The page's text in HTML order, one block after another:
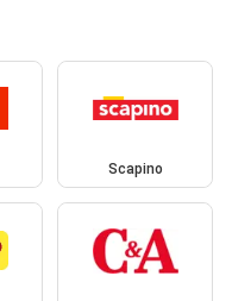
Scapino